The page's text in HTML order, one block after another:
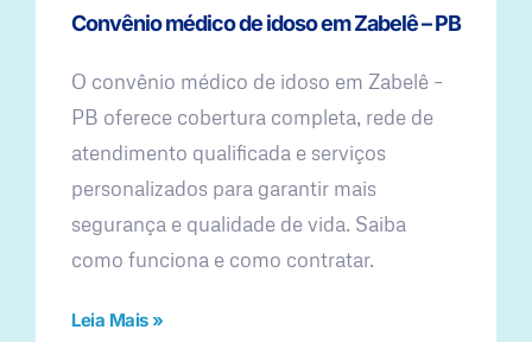
Convênio médico de idoso em Zabelê – PB
O convênio médico de idoso em Zabelê –
PB oferece cobertura completa, rede de
atendimento qualificada e serviços
personalizados para garantir mais
segurança e qualidade de vida. Saiba
como funciona e como contratar.
Leia Mais »